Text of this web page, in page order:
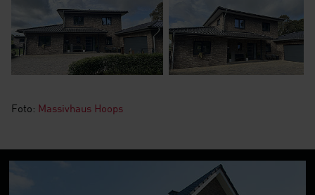
Foto: Massivhaus Hoops